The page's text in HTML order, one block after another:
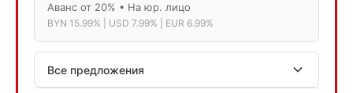
Аванс от 20% • На юр. лицо
BYN 15.99% | USD 7.99% | EUR 6.99%
Все предложения